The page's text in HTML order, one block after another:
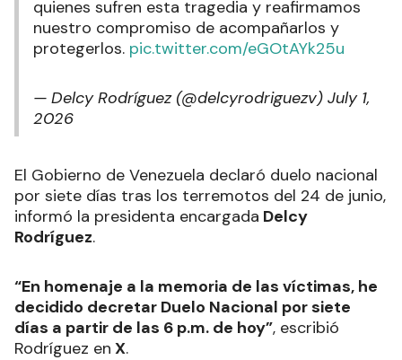
quienes sufren esta tragedia y reafirmamos
nuestro compromiso de acompañarlos y
protegerlos. pic.twitter.com/eGOtAYk25u
— Delcy Rodríguez (@delcyrodriguezv) July 1,
2026
El Gobierno de Venezuela declaró duelo nacional
por siete días tras los terremotos del 24 de junio,
informó la presidenta encargada Delcy
Rodríguez.
“En homenaje a la memoria de las víctimas, he
decidido decretar Duelo Nacional por siete
días a partir de las 6 p.m. de hoy”, escribió
Rodríguez en X.